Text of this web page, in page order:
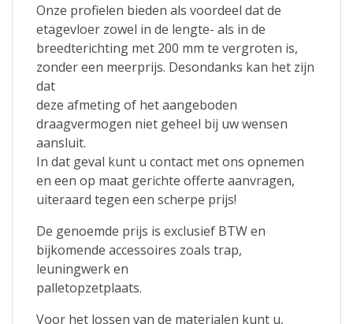
Onze profielen bieden als voordeel dat de
etagevloer zowel in de lengte- als in de
breedterichting met 200 mm te vergroten is,
zonder een meerprijs. Desondanks kan het zijn
dat
deze afmeting of het aangeboden
draagvermogen niet geheel bij uw wensen
aansluit.
In dat geval kunt u contact met ons opnemen
en een op maat gerichte offerte aanvragen,
uiteraard tegen een scherpe prijs!
De genoemde prijs is exclusief BTW en
bijkomende accessoires zoals trap,
leuningwerk en
palletopzetplaats.
Voor het lossen van de materialen kunt u,